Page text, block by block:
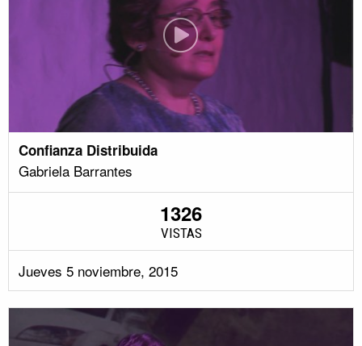
Confianza Distribuida
Gabriela Barrantes
1326
VISTAS
Jueves 5 noviembre, 2015